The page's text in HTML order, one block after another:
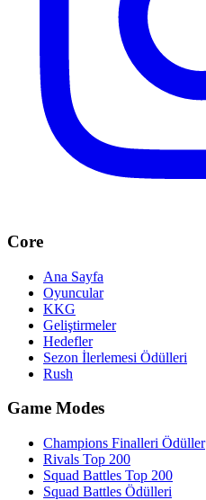
Core
Ana Sayfa
Oyuncular
KKG
Geliştirmeler
Hedefler
Sezon İlerlemesi Ödülleri
Rush
Game Modes
Champions Finalleri Ödüller
Rivals Top 200
Squad Battles Top 200
Squad Battles Ödülleri